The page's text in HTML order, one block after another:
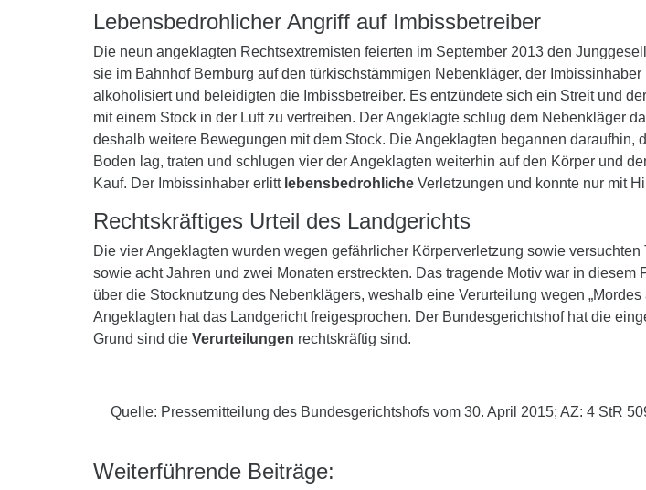
Lebensbedrohlicher Angriff auf Imbissbetreiber
Die neun angeklagten Rechtsextremisten feierten im September 2013 den
sie im Bahnhof Bernburg auf den türkischstämmigen Nebenkläger, der
alkoholisiert und beleidigten die Imbissbetreiber. Es entzündete sich ein Streit und
mit einem Stock in der Luft zu vertreiben. Der Angeklagte schlug dem Nebenkläger
deshalb weitere Bewegungen mit dem Stock. Die Angeklagten begannen
Boden lag, traten und schlugen vier der Angeklagten weiterhin auf den Körper und
Kauf. Der Imbissinhaber erlitt lebensbedrohliche Verletzungen und konnte nur mit
Rechtskräftiges Urteil des Landgerichts
Die vier Angeklagten wurden wegen gefährlicher Körperverletzung sowie
sowie acht Jahren und zwei Monaten erstreckten. Das tragende Motiv war in
über die Stocknutzung des Nebenklägers, weshalb eine Verurteilung wegen „Mordes
Angeklagten hat das Landgericht freigesprochen. Der Bundesgerichtshof hat die
Grund sind die Verurteilungen rechtskräftig sind.
Quelle: Pressemitteilung des Bundesgerichtshofs vom 30. April 2015; AZ: 4 StR
Weiterführende Beiträge: